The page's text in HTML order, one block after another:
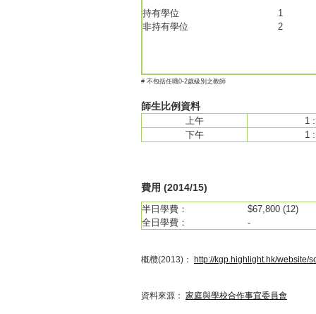
持有學位
1
非持有學位
2
# 不包括任職0-2歲級別之教師
師生比例資料
上午
1
下午
1
費用 (2014/15)
半日學費：
$67,800 (12)
全日學費：
-
概欖(2013)： http://kgp.highlight.hk/website/
資料來源： 家庭與學校合作事宜委員會